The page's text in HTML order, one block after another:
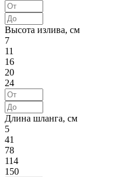
Высота излива, см
7
11
16
20
24
Длина шланга, см
5
41
78
114
150